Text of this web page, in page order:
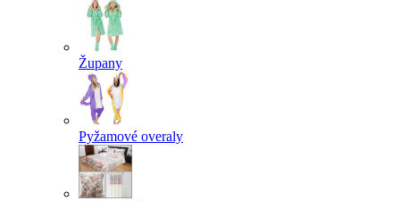
Župany
Pyžamové overaly